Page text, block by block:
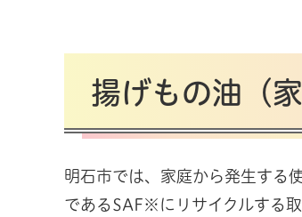
揚げもの油（家
明石市では、家庭から発生する
であるSAF※にリサイクルする